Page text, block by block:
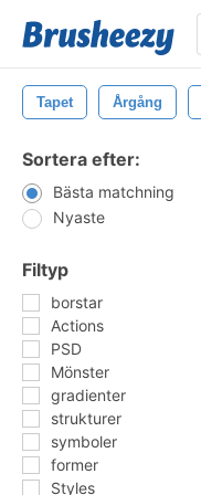
Tapet Årgång
Sortera efter:
Bästa matchning
Nyaste
Filtyp
borstar
Actions
PSD
Mönster
gradienter
strukturer
symboler
former
Styles